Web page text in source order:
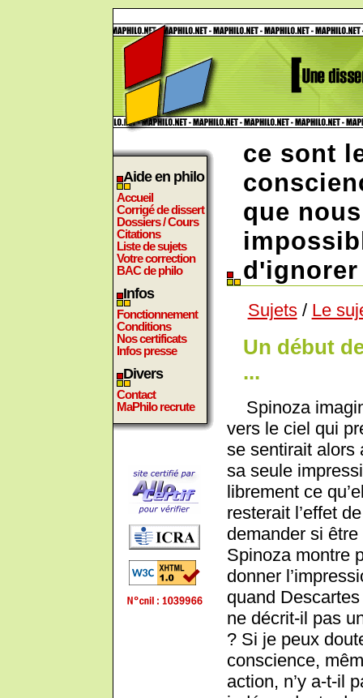
Aide en philo
Accueil
Corrigé de dissert
Dossiers / Cours
Citations
Liste de sujets
Votre correction
BAC de philo
Infos
Fonctionnement
Conditions
Nos certificats
Infos presse
Divers
Contact
MaPhilo recrute
ce sont
que
Sujets/ Le
Un début
...
Spinoza
vers le ciel qui
se sentirait alors
sa seule
librement ce
resterait l’effet
demander si
Spinoza montre
donner
quand
ne décrit-il pas
? Si je peux
conscience,
action, n’y a-t-il